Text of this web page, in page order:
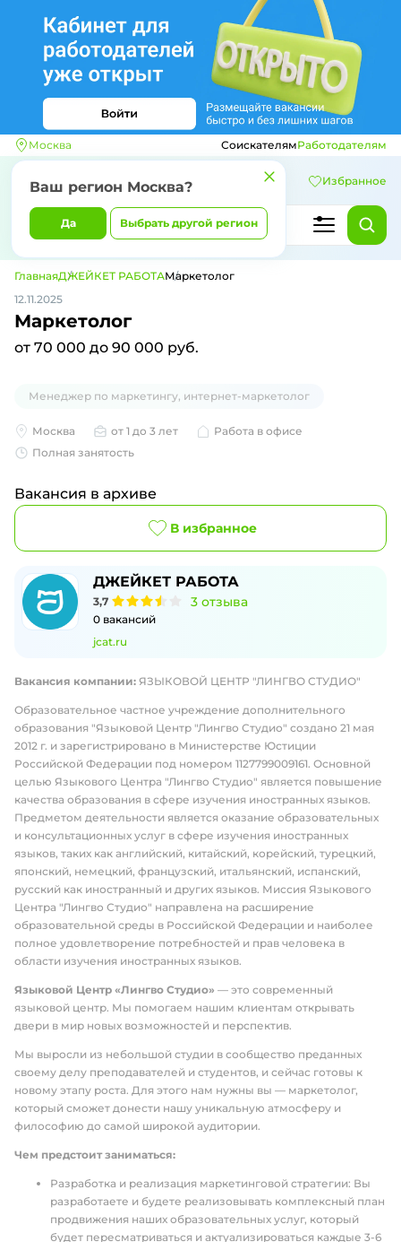
Москва
Ваш регион Москва?
Да Выбрать другой регион
СоискателямРаботодателям
Избранное
ГлавнаяДЖЕЙКЕТ РАБОТАМаркетолог
12.11.2025
Маркетолог
от 70 000 до 90 000 руб.
Менеджер по маркетингу, интернет-маркетолог
Москва от 1 до 3 лет
Работа в офисе
Полная занятость
Вакансия в архиве
В избранное
ДЖЕЙКЕТ РАБОТА
3,7 3 отзыва
0 вакансий
jcat.ru
Вакансия компании: ЯЗЫКОВОЙ ЦЕНТР "ЛИНГВО СТУДИО"
Образовательное частное учреждение дополнительного
образования "Языковой Центр "Лингво Студио" создано 21 мая
2012 г. и зарегистрировано в Министерстве Юстиции
Российской Федерации под номером 1127799009161. Основной
целью Языкового Центра "Лингво Студио" является повышение
качества образования в сфере изучения иностранных языков.
Предметом деятельности является оказание образовательных
и консультационных услуг в сфере изучения иностранных
языков, таких как английский, китайский, корейский, турецкий,
японский, немецкий, французский, итальянский, испанский,
русский как иностранный и других языков. Миссия Языкового
Центра "Лингво Студио" направлена на расширение
образовательной среды в Российской Федерации и наиболее
полное удовлетворение потребностей и прав человека в
области изучения иностранных языков.
Языковой Центр «Лингво Студио» — это современный
языковой центр. Мы помогаем нашим клиентам открывать
двери в мир новых возможностей и перспектив.
Мы выросли из небольшой студии в сообщество преданных
своему делу преподавателей и студентов, и сейчас готовы к
новому этапу роста. Для этого нам нужны вы — маркетолог,
который сможет донести нашу уникальную атмосферу и
философию до самой широкой аудитории.
Чем предстоит заниматься:
Разработка и реализация маркетинговой стратегии: Вы
разработаете и будете реализовывать комплексный план
продвижения наших образовательных услуг, который
будет пересматриваться и актуализироваться каждые 3-6